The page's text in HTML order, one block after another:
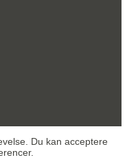
Du kan acceptere